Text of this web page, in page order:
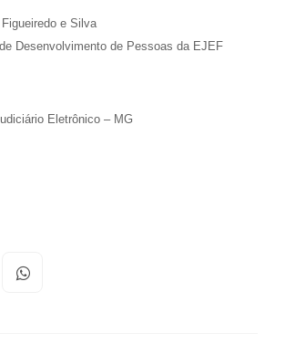
e Silva
Desenvolvimento de Pessoas da EJEF
Eletrônico – MG